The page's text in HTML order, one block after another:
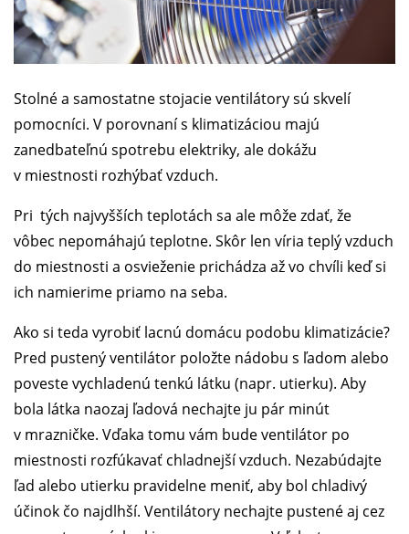
Stolné a samostatne stojacie ventilátory sú skvelí
pomocníci. V porovnaní s klimatizáciou majú
zanedbateľnú spotrebu elektriky, ale dokážu
v miestnosti rozhýbať vzduch.
Pri tých najvyšších teplotách sa ale môže zdať, že
vôbec nepomáhajú teplotne. Skôr len víria teplý vzduch
do miestnosti a osvieženie prichádza až vo chvíli keď si
ich namierime priamo na seba.
Ako si teda vyrobiť lacnú domácu podobu klimatizácie?
Pred pustený ventilátor položte nádobu s ľadom alebo
poveste vychladenú tenkú látku (napr. utierku). Aby
bola látka naozaj ľadová nechajte ju pár minút
v mrazničke. Vďaka tomu vám bude ventilátor po
miestnosti rozfúkavať chladnejší vzduch. Nezabúdajte
ľad alebo utierku pravidelne meniť, aby bol chladivý
účinok čo najdlhší. Ventilátory nechajte pustené aj cez